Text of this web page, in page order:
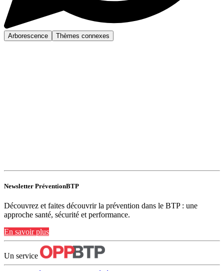
Arborescence Thèmes connexes
Newsletter PréventionBTP
Découvrez et faites découvrir la prévention dans le BTP : une
approche santé, sécurité et performance.
En savoir plus
Un service